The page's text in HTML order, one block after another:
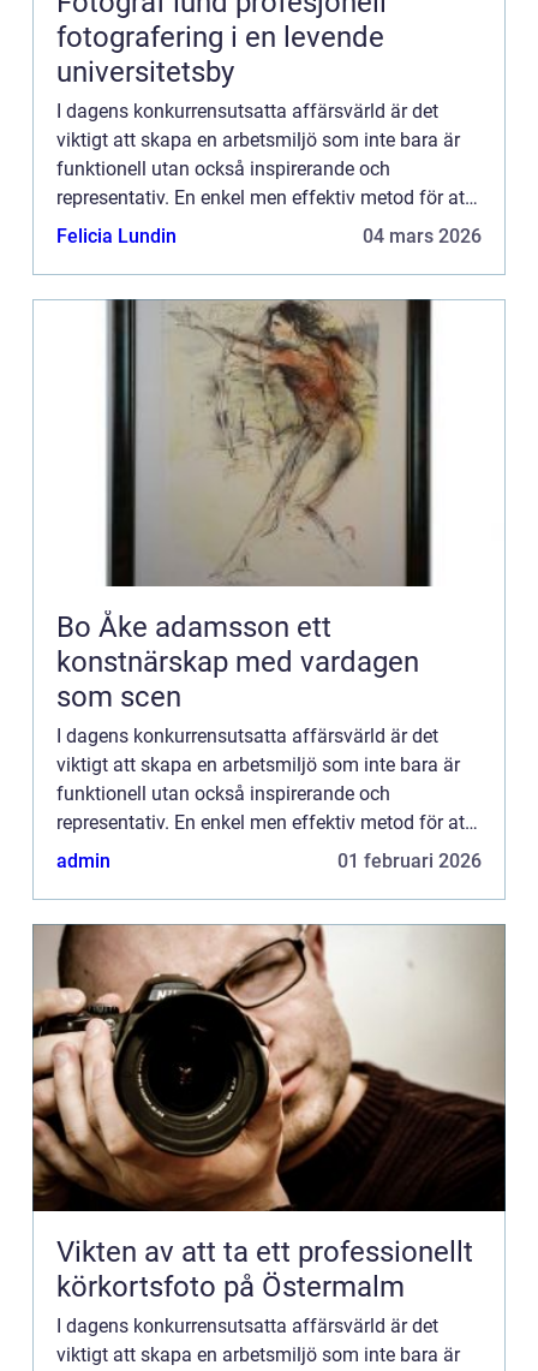
fotografering i en levende
universitetsby
I dagens konkurrensutsatta affärsvärld är det
viktigt att skapa en arbetsmiljö som inte bara är
funktionell utan också inspirerande och
representativ. En enkel men effektiv metod för att
uppnå detta är g...
Felicia Lundin 04 mars 2026
Bo Åke adamsson ett
konstnärskap med vardagen
som scen
I dagens konkurrensutsatta affärsvärld är det
viktigt att skapa en arbetsmiljö som inte bara är
funktionell utan också inspirerande och
representativ. En enkel men effektiv metod för att
uppnå detta är g...
admin 01 februari 2026
Vikten av att ta ett professionellt
körkortsfoto på Östermalm
I dagens konkurrensutsatta affärsvärld är det
viktigt att skapa en arbetsmiljö som inte bara är